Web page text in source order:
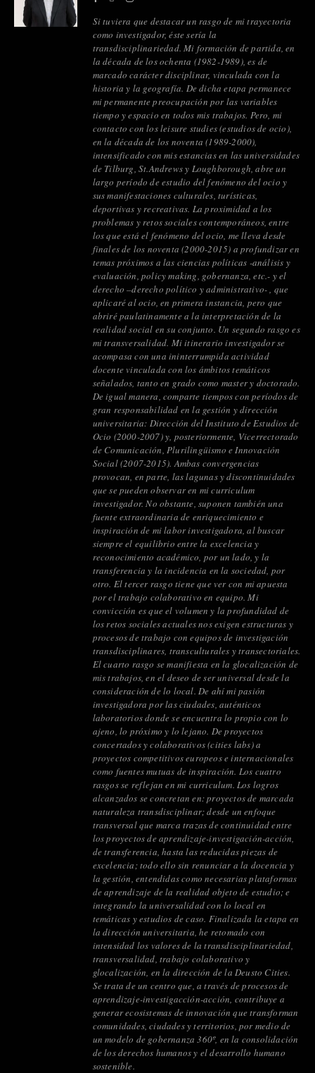
Si tuviera que destacar un rasgo de mi trayectoria
como investigador, éste sería la
transdisciplinariedad. Mi formación de partida, en
la década de los ochenta (1982-1989), es de
marcado carácter disciplinar, vinculada con la
historia y la geografía. De dicha etapa permanece
mi permanente preocupación por las variables
tiempo y espacio en todos mis trabajos. Pero, mi
contacto con los leisure studies (estudios de ocio),
en la década de los noventa (1989-2000),
intensificado con mis estancias en las universidades
de Tilburg, St.Andrews y Loughborough, abre un
largo período de estudio del fenómeno del ocio y
sus manifestaciones culturales, turísticas,
deportivas y recreativas. La proximidad a los
problemas y retos sociales contemporáneos, entre
los que está el fenómeno del ocio, me lleva desde
finales de los noventa (2000-2015) a profundizar en
temas próximos a las ciencias políticas -análisis y
evaluación, policy making, gobernanza, etc.- y el
derecho –derecho político y administrativo- , que
aplicaré al ocio, en primera instancia, pero que
abriré paulatinamente a la interpretación de la
realidad social en su conjunto. Un segundo rasgo es
mi transversalidad. Mi itinerario investigador se
acompasa con una ininterrumpida actividad
docente vinculada con los ámbitos temáticos
señalados, tanto en grado como master y doctorado.
De igual manera, comparte tiempos con períodos de
gran responsabilidad en la gestión y dirección
universitaria: Dirección del Instituto de Estudios de
Ocio (2000-2007) y, posteriormente, Vicerrectorado
de Comunicación, Plurilingüismo e Innovación
Social (2007-2015). Ambas convergencias
provocan, en parte, las lagunas y discontinuidades
que se pueden observar en mi curriculum
investigador. No obstante, suponen también una
fuente extraordinaria de enriquecimiento e
inspiración de mi labor investigadora, al buscar
siempre el equilibrio entre la excelencia y
reconocimiento académico, por un lado, y la
transferencia y la incidencia en la sociedad, por
otro. El tercer rasgo tiene que ver con mi apuesta
por el trabajo colaborativo en equipo. Mi
convicción es que el volumen y la profundidad de
los retos sociales actuales nos exigen estructuras y
procesos de trabajo con equipos de investigación
transdisciplinares, transculturales y transectoriales.
El cuarto rasgo se manifiesta en la glocalización de
mis trabajos, en el deseo de ser universal desde la
consideración de lo local. De ahí mi pasión
investigadora por las ciudades, auténticos
laboratorios donde se encuentra lo propio con lo
ajeno, lo próximo y lo lejano. De proyectos
concertados y colaborativos (cities labs) a
proyectos competitivos europeos e internacionales
como fuentes mutuas de inspiración. Los cuatro
rasgos se reflejan en mi curriculum. Los logros
alcanzados se concretan en: proyectos de marcada
naturaleza transdisciplinar; desde un enfoque
transversal que marca trazas de continuidad entre
los proyectos de aprendizaje-investigación-acción,
de transferencia, hasta las reducidas piezas de
excelencia; todo ello sin renunciar a la docencia y
la gestión, entendidas como necesarias plataformas
de aprendizaje de la realidad objeto de estudio; e
integrando la universalidad con lo local en
temáticas y estudios de caso. Finalizada la etapa en
la dirección universitaria, he retomado con
intensidad los valores de la transdisciplinariedad,
transversalidad, trabajo colaborativo y
glocalización, en la dirección de la Deusto Cities.
Se trata de un centro que, a través de procesos de
aprendizaje-investigacción-acción, contribuye a
generar ecosistemas de innovación que transforman
comunidades, ciudades y territorios, por medio de
un modelo de gobernanza 360º, en la consolidación
de los derechos humanos y el desarrollo humano
sostenible.